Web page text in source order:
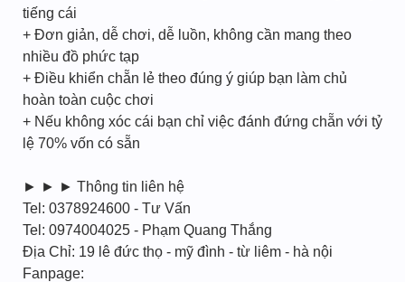
tiếng cái
+ Đơn giản, dễ chơi, dễ luồn, không cần mang theo
nhiều đồ phức tạp
+ Điều khiển chẵn lẻ theo đúng ý giúp bạn làm chủ
hoàn toàn cuộc chơi
+ Nếu không xóc cái bạn chỉ việc đánh đứng chẵn với tỷ
lệ 70% vốn có sẵn
► ► ► Thông tin liên hệ
Tel: 0378924600 - Tư Vấn
Tel: 0974004025 - Phạm Quang Thắng
Địa Chỉ: 19 lê đức thọ - mỹ đình - từ liêm - hà nội
Fanpage: